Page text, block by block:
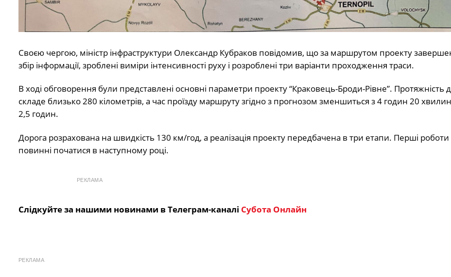
Своєю чергою, міністр інфраструктури Олександр Кубраков повідомив, що за маршрутом проекту
збір інформації, зроблені виміри інтенсивності руху і розроблені три варіанти проходження траси.
В ході обговорення були представлені основні параметри проекту “Краковець-Броди-Рівне”. Протяжність
складе близько 280 кілометрів, а час проїзду маршруту згідно з прогнозом зменшиться з 4 годин 20
2,5 годин.
Дорога розрахована на швидкість 130 км/год, а реалізація проекту передбачена в три етапи. Перші роботи
повинні початися в наступному році.
РЕКЛАМА
Слідкуйте за нашими новинами в Телеграм-каналі Субота Онлайн
РЕКЛАМА